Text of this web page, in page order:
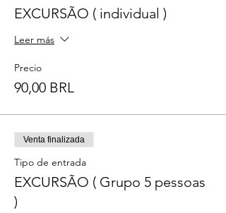
EXCURSÃO ( individual )
Leer más
Precio
90,00 BRL
Venta finalizada
Tipo de entrada
EXCURSÃO ( Grupo 5 pessoas
)